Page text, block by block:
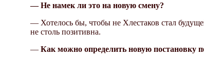
— Не намек ли это на новую смену?
— Хотелось бы, чтобы не Хлестаков стал
не столь позитивна.
— Как можно определить новую постановку